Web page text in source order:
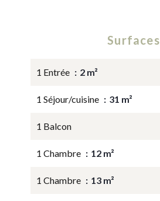
Surfaces
1 Entrée 2 m²
1 Séjour/cuisine 31 m²
1 Balcon
1 Chambre 12 m²
1 Chambre 13 m²